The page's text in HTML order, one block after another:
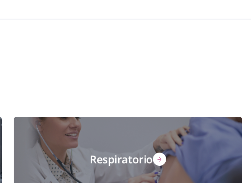
Respiratorio